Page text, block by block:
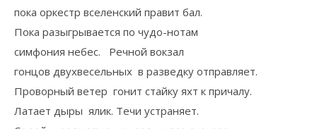
пока оркестр вселенский правит бал.
Пока разыгрывается по чудо-нотам
симфония небес. Речной вокзал
гонцов двухвесельных в разведку отправляет.
Проворный ветер гонит стайку яхт к причалу.
Латает дыры ялик. Течи устраняет.